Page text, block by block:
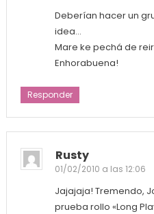
Deberían hacer un
idea…
Mare ke pechá de
Enhorabuena!
Responder
Rusty
01/02/2010 a las 12:06
Jajajaja! Tremendo,
prueba rollo «Long